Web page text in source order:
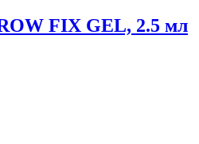
FIX GEL, 2.5 мл